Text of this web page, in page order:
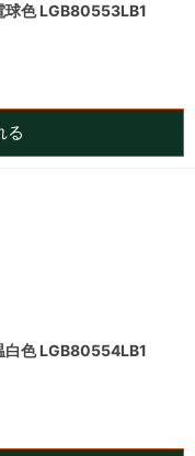
球色 LGB80553LB1
る
白色 LGB80554LB1